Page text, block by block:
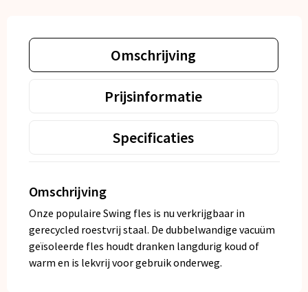
Omschrijving
Prijsinformatie
Specificaties
Omschrijving
Onze populaire Swing fles is nu verkrijgbaar in
gerecycled roestvrij staal. De dubbelwandige vacuüm
geïsoleerde fles houdt dranken langdurig koud of
warm en is lekvrij voor gebruik onderweg.